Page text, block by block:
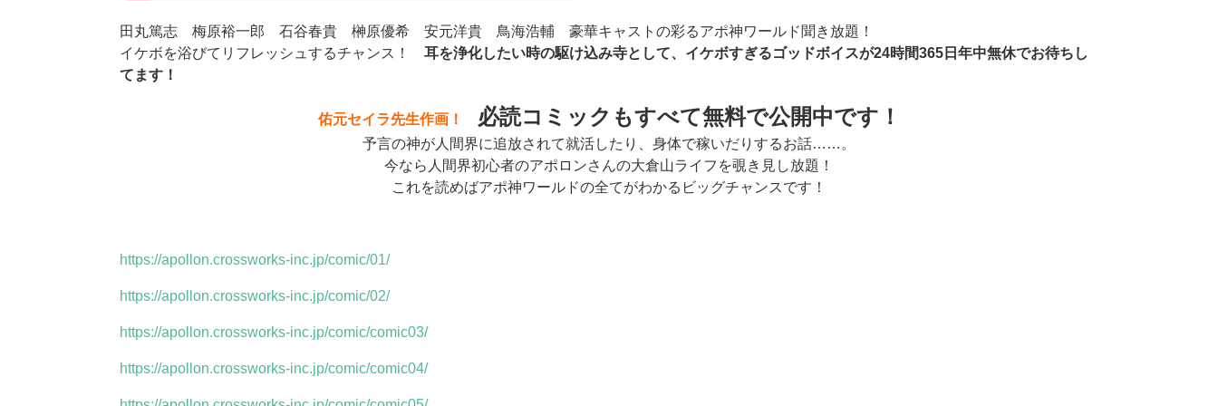
田丸篤志 梅原裕一郎 石谷春貴 榊原優希 安元洋貴 鳥海浩輔 豪華キャストの彩るアポ神ワールド聞き放題！
イケボを浴びてリフレッシュするチャンス！ 耳を浄化したい時の駆け込み寺として、イケボすぎるゴッドボイスが24時間365日年中無休でお待ちし
てます！
佑元セイラ先生作画！ 必読コミックもすべて無料で公開中です！
予言の神が人間界に追放されて就活したり、身体で稼いだりするお話……。
今なら人間界初心者のアポロンさんの大倉山ライフを覗き見し放題！
これを読めばアポ神ワールドの全てがわかるビッグチャンスです！
https://apollon.crossworks-inc.jp/comic/01/
https://apollon.crossworks-inc.jp/comic/02/
https://apollon.crossworks-inc.jp/comic/comic03/
https://apollon.crossworks-inc.jp/comic/comic04/